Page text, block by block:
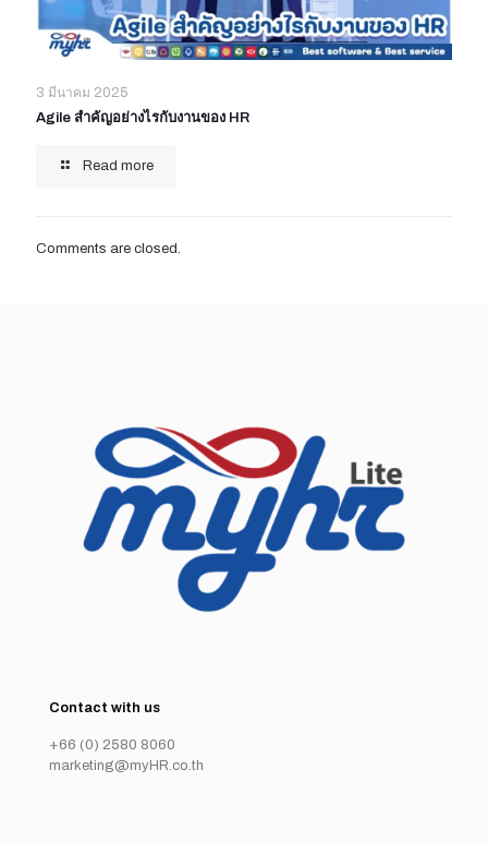
3 มีนาคม 2025
Agile สำคัญอย่างไรกับงานของ HR
Read more
Comments are closed.
Contact with us
+66 (0) 2580 8060
marketing@myHR.co.th